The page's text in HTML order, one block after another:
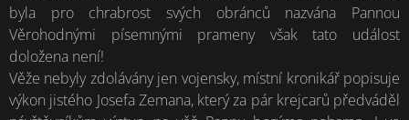
byla pro chrabrost svých obránců nazvána Pannou
Věrohodnými písemnými prameny však tato událost
doložena není!
Věže nebyly zdolávány jen vojensky, místní kronikář popisuje
výkon jistého Josefa Zemana, který za pár krejcarů předváděl